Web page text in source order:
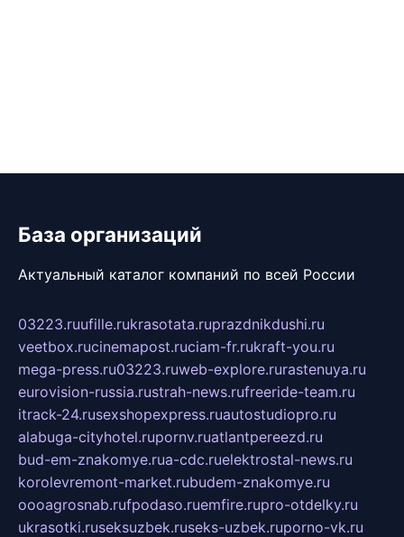
База организаций
Актуальный каталог компаний по всей России
03223.ruufille.rukrasotata.ruprazdnikdushi.ru
veetbox.rucinemapost.ruciam-fr.rukraft-you.ru
mega-press.ru03223.ruweb-explore.rurastenuya.ru
eurovision-russia.rustrah-news.rufreeride-team.ru
itrack-24.rusexshopexpress.ruautostudiopro.ru
alabuga-cityhotel.rupornv.ruatlantpereezd.ru
bud-em-znakomye.rua-cdc.ruelektrostal-news.ru
korolevremont-market.rubudem-znakomye.ru
oooagrosnab.rufpodaso.ruemfire.rupro-otdelky.ru
ukrasotki.ruseksuzbek.ruseks-uzbek.ruporno-vk.ru